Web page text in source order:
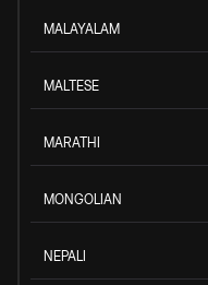
MALAYALAM
MALTESE
MARATHI
MONGOLIAN
NEPALI